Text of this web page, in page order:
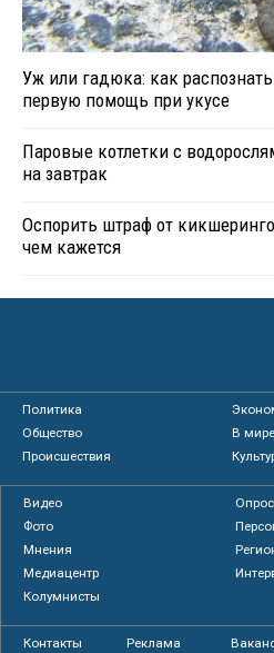
Уж или гадюка: как
первую помощь при укусе
Паровые котлетки с
на завтрак
Оспорить штраф от
чем кажется
Политика
Общество
В мире
Происшествия
Видео
Фото
Мнения
Медиацентр
Колумнисты
Контакты Реклама